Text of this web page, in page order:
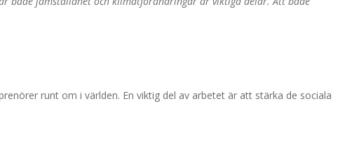
runt om i världen. En viktig del av arbetet är att stärka de sociala